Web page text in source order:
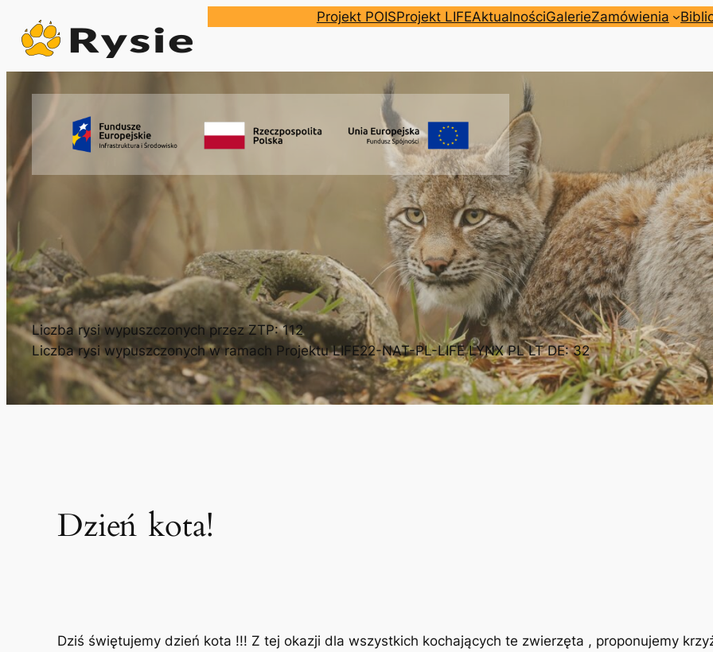
Przejdź
do
treści
Projekt POISProjekt LIFEAktualnościGalerieZamówienia
Liczba rysi wypuszczonych przez ZTP: 112
Liczba rysi wypuszczonych w ramach Projektu LIFE22-NAT-PL-LIFE LYNX PL LT DE: 32
Dzień kota!
Dziś świętujemy dzień kota !!! Z tej okazji dla wszystkich kochających te zwierzęta , proponujemy